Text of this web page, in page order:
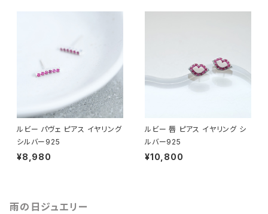
ルビー パヴェ ピアス イヤリング
シルバー925
¥8,980
ルビー 唇 ピアス イヤリング シ
ルバー925
¥10,800
雨の日ジュエリー